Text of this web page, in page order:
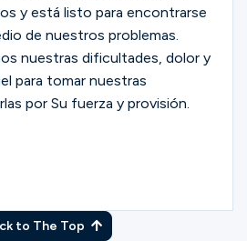
y está listo para encontrarse
de nuestros problemas.
nuestras dificultades, dolor y
para tomar nuestras
por Su fuerza y provisión.
to The Top